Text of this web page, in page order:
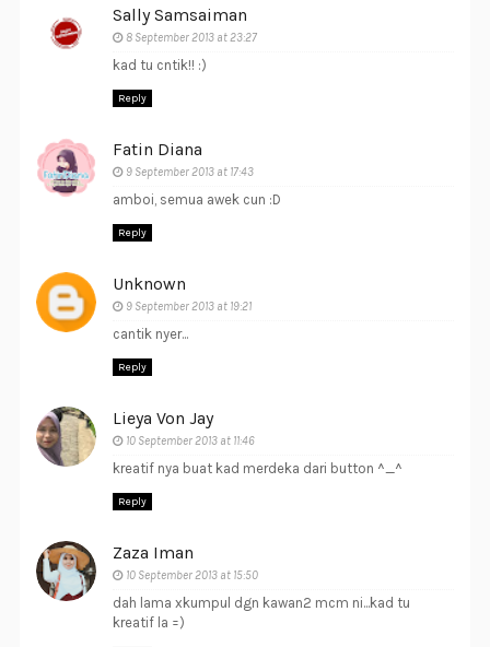
Sally Samsaiman
8 September 2013 at 23:27
kad tu cntik!! :)
Reply
Fatin Diana
9 September 2013 at 17:43
amboi, semua awek cun :D
Reply
Unknown
9 September 2013 at 19:21
cantik nyer...
Reply
Lieya Von Jay
10 September 2013 at 11:46
kreatif nya buat kad merdeka dari button ^_^
Reply
Zaza Iman
10 September 2013 at 15:50
dah lama xkumpul dgn kawan2 mcm ni...kad tu
kreatif la =)